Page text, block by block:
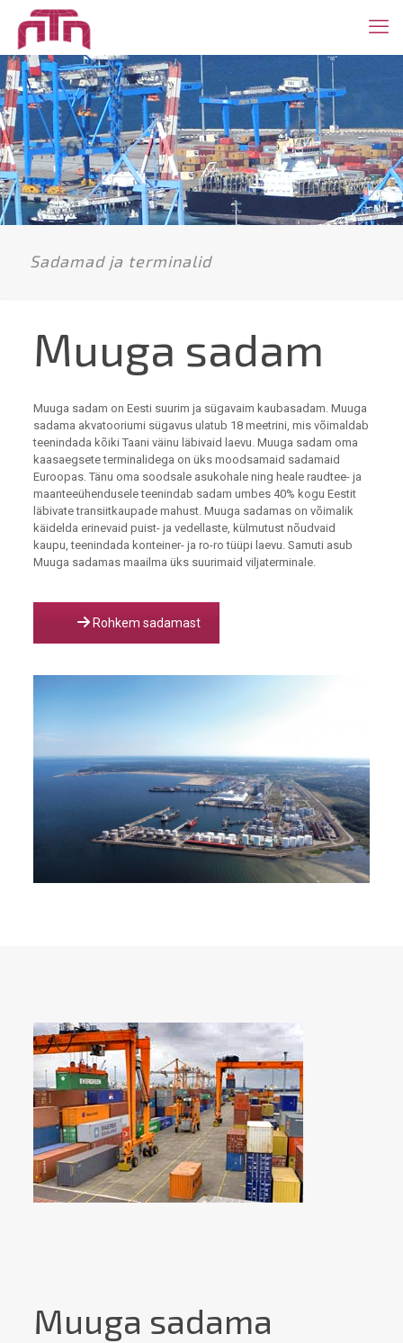
Sadamad ja terminalid
Muuga sadam
Muuga sadam on Eesti suurim ja sügavaim kaubasadam. Muuga
sadama akvatooriumi sügavus ulatub 18 meetrini, mis võimaldab
teenindada kõiki Taani väinu läbivaid laevu. Muuga sadam oma
kaasaegsete terminalidega on üks moodsamaid sadamaid
Euroopas. Tänu oma soodsale asukohale ning heale raudtee- ja
maanteeühendusele teenindab sadam umbes 40% kogu Eestit
läbivate transiitkaupade mahust. Muuga sadamas on võimalik
käidelda erinevaid puist- ja vedellaste, külmutust nõudvaid
kaupu, teenindada konteiner- ja ro-ro tüüpi laevu. Samuti asub
Muuga sadamas maailma üks suurimaid viljaterminale.
Rohkem sadamast
Muuga sadama